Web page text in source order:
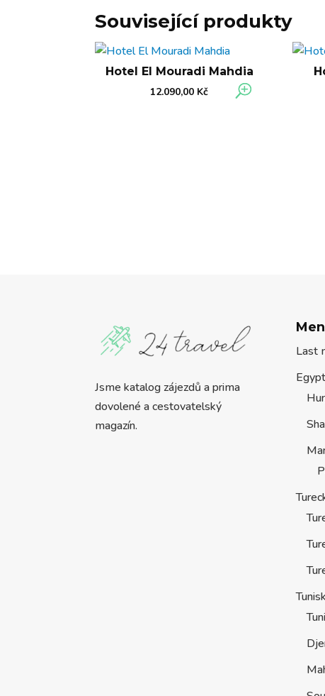
Související produkty
Hotel El Mouradi Mahdia
12.090,00 Kč
Jsme katalog zájezdů a prima
dovolené a cestovatelský
magazín.
Last
Egypt